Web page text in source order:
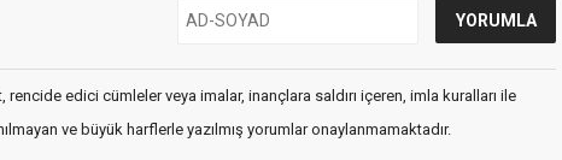
rencide edici cümleler veya imalar, inançlara saldırı içeren, imla kuralları ile
ve büyük harflerle yazılmış yorumlar onaylanmamaktadır.